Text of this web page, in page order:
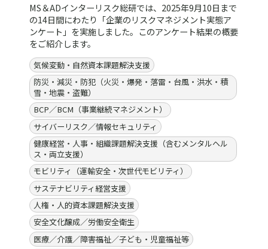
MS＆ADインターリスク総研では、2025年9月10日まで
の14日間にわたり「企業のリスクマネジメント実態ア
ンケート」を実施しました。このアンケート結果の概要
をご紹介します。
気候変動・自然資本課題解決支援
防災・減災・防犯（火災・爆発・落雷・台風・洪水・積
雪・地震・盗難）
BCP／BCM（事業継続マネジメント）
サイバーリスク／情報セキュリティ
健康経営・人事・組織課題解決支援（含むメンタルヘル
ス・両立支援）
モビリティ（運輸安全・次世代モビリティ）
サステナビリティ経営支援
人権・人的資本課題解決支援
安全文化醸成／労働安全衛生
医療／介護／障害福祉／子ども・児童福祉等